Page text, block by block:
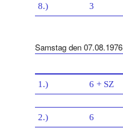
8.) 3
Samstag den 07.08.1976
1.) 6 + SZ
2.) 6